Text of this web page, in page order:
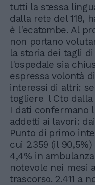
tutti la stessa
dalla rete del 118,
è l'ecatombe. Al
non portano
la storia dei tagli
l'ospedale sia
espressa volontà
interessi di altri:
togliere il Cto dalla
I dati confermano
addetti ai lavori:
Punto di primo
cui 2.359 (il
4,4% in
notevole nei mesi
trascorso. 2.411 a